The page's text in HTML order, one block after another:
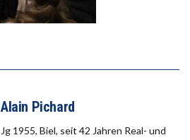
Alain Pichard
Jg 1955, Biel, seit 42 Jahren Real- und